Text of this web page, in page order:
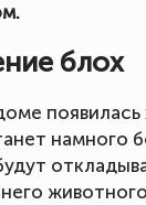
блох
намного